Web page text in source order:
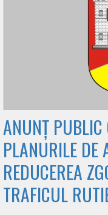
ANUNȚ
PLANURILE DE
REDUCEREA
TRAFICUL